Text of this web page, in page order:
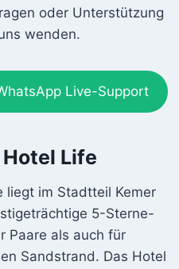
oder Unterstützung
wenden.
Live-Support
Hotel Life
liegt im Stadtteil Kemer
5-Sterne-
Paare als auch für
Sandstrand. Das Hotel